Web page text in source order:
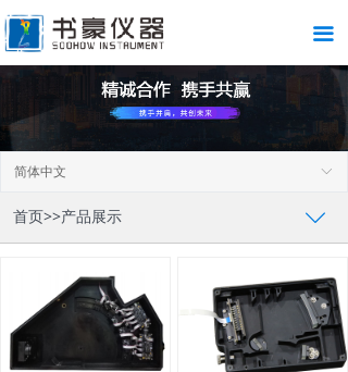
끀
ꀅ
简体中文
首页>>产品展示 ꄳ